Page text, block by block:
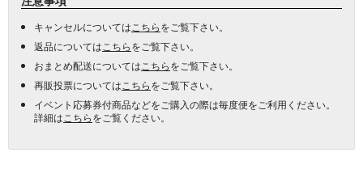
キャンセルについては こちらをご覧下さい。
返品については こちらをご覧下さい。
おまとめ配送については こちらをご覧下さい。
再販投票については こちらをご覧下さい。
イベント応募券付商品などをご購入の際は毎度便をご利用ください。
詳細は こちらをご覧ください。